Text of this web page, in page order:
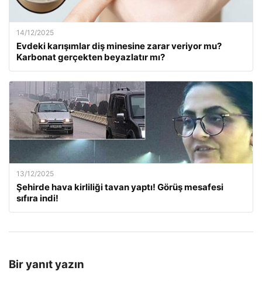
14/12/2025
Evdeki karışımlar diş minesine zarar veriyor mu?
Karbonat gerçekten beyazlatır mı?
13/12/2025
Şehirde hava kirliliği tavan yaptı! Görüş mesafesi
sıfıra indi!
Bir yanıt yazın